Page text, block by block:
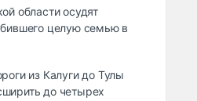
области осудят
целую семью в
из Калуги до Тулы
до четырех